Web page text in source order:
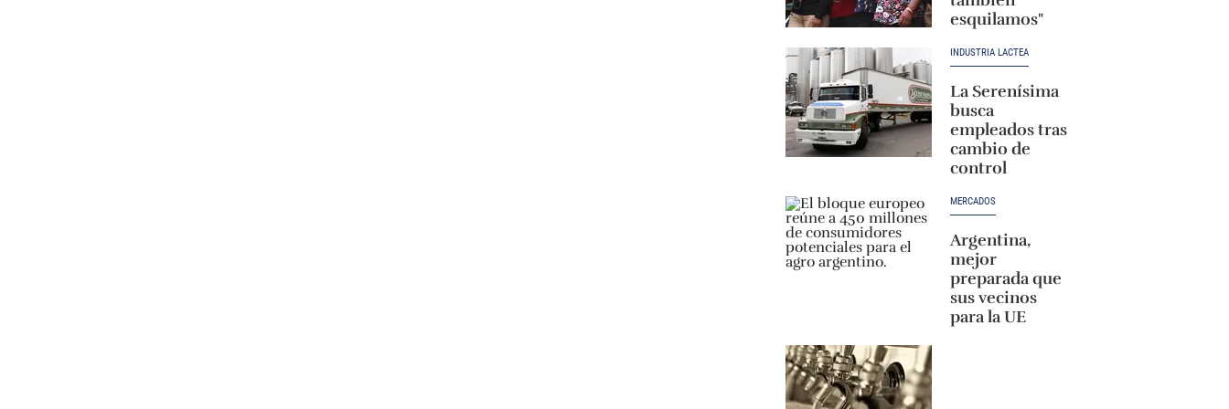
esquilamos"
INDUSTRIA LÁCTEA
La Serenísima
busca
empleados tras
cambio de
control
MERCADOS
Argentina,
mejor
preparada que
sus vecinos
para la UE